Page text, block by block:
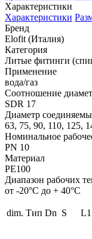
Характеристики
Характеристики
Бренд
Elofit (Италия)
Категория
Литые фитинги
Применение
вода/газ
Соотношение
SDR 17
Диаметр
63, 75, 90, 110, 125,
Номинальное
PN 10
Материал
PE100
Диапазон рабочих
от -20°С до + 40°С
dim. Тип Dn S L1